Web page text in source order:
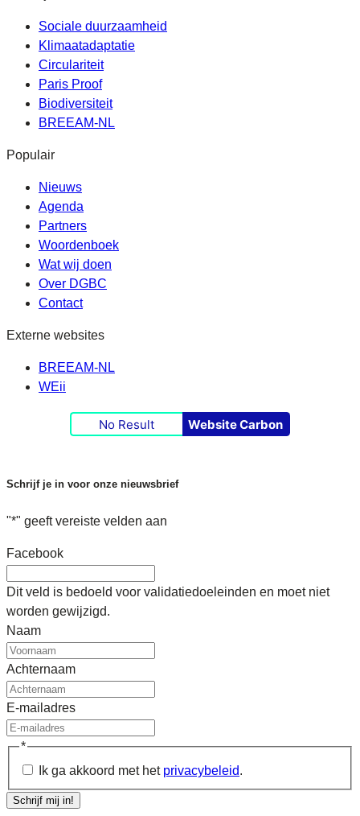
Sociale duurzaamheid
Klimaatadaptatie
Circulariteit
Paris Proof
Biodiversiteit
BREEAM-NL
Populair
Nieuws
Agenda
Partners
Woordenboek
Wat wij doen
Over DGBC
Contact
Externe websites
BREEAM-NL
WEii
No Result Website Carbon
Schrijf je in voor onze nieuwsbrief
"*" geeft vereiste velden aan
Facebook
Dit veld is bedoeld voor validatiedoeleinden en moet niet
worden gewijzigd.
Naam
Achternaam
E-mailadres
*
Ik ga akkoord met het privacybeleid.
Schrijf mij in!